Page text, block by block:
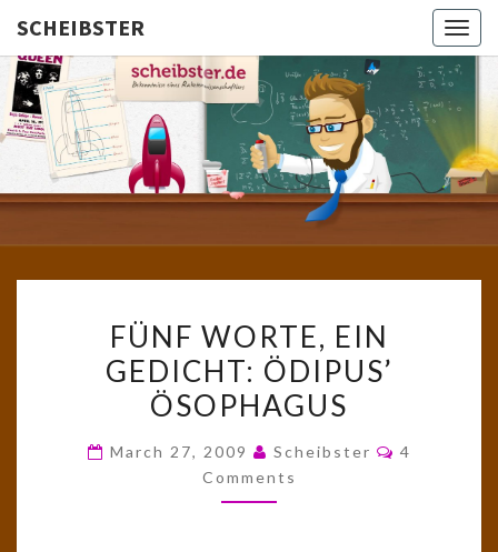
SCHEIBSTER
Gutbürgerliche
Reime Und
Mehr! In
Blogform.
School!
WORTE,
EIN
GEDICHT:
ÖSOPHAGUS
FÜNF WORTE, EIN
GEDICHT: ÖDIPUS’
ÖSOPHAGUS
March 27, 2009 Scheibster Comments
4
Comments